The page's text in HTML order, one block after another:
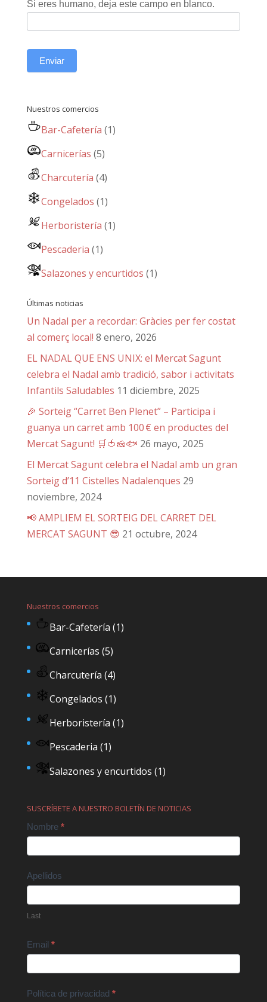
Si eres humano, deja este campo en blanco.
Enviar
Nuestros comercios
Bar-Cafetería (1)
Carnicerías (5)
Charcutería (4)
Congelados (1)
Herboristería (1)
Pescaderia (1)
Salazones y encurtidos (1)
Últimas noticias
Un Nadal per a recordar: Gràcies per fer costat
al comerç local! 8 enero, 2026
EL NADAL QUE ENS UNIX: el Mercat Sagunt
celebra el Nadal amb tradició, sabor i activitats
Infantils Saludables 11 diciembre, 2025
🎉 Sorteig “Carret Ben Plenet” – Participa i
guanya un carret amb 100 € en productes del
Mercat Sagunt! 🛒🍅🧀🐟 26 mayo, 2025
El Mercat Sagunt celebra el Nadal amb un gran
Sorteig d’11 Cistelles Nadalenques 29
noviembre, 2024
📢 AMPLIEM EL SORTEIG DEL CARRET DEL
MERCAT SAGUNT 😎 21 octubre, 2024
Nuestros comercios
Bar-Cafetería (1)
Carnicerías (5)
Charcutería (4)
Congelados (1)
Herboristería (1)
Pescaderia (1)
Salazones y encurtidos (1)
SUSCRÍBETE A NUESTRO BOLETÍN DE NOTICIAS
Contact
Nombre *
Apellidos
Last
Email *
Política de privacidad *